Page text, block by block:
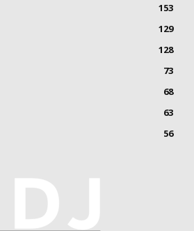
153
129
128
73
68
63
56